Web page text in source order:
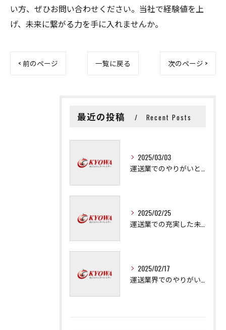
い方、ぜひお問い合わせください。当社で経験値を上
げ、未来に繋がる力を手に入れませんか。
< 前のページ 一覧に戻る 次のページ >
最近の投稿 Recent Posts
2025/03/03
2025/02/25
2025/02/17